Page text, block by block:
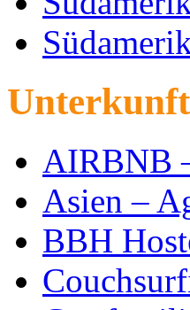
AIRBNB
Asien –
BBH